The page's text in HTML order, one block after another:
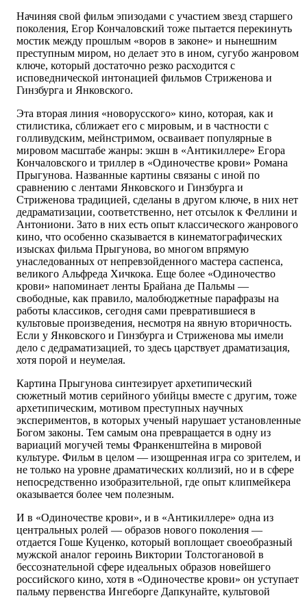
Начиняя свой фильм эпизодами с участием звезд старшего
поколения, Егор Кончаловский тоже пытается перекинуть
мостик между прошлым «воров в законе» и нынешним
преступным миром, но делает это в ином, сугубо жанровом
ключе, который достаточно резко расходится с
исповеднической интонацией фильмов Стриженова и
Гинзбурга и Янковского.
Эта вторая линия «новорусского» кино, которая, как и
стилистика, сближает его с мировым, и в частности с
голливудским, мейнстримом, осваивает популярные в
мировом масштабе жанры: экшн в «Антикиллере» Егора
Кончаловского и триллер в «Одиночестве крови» Романа
Прыгунова. Названные картины связаны с иной по
сравнению с лентами Янковского и Гинзбурга и
Стриженова традицией, сделаны в другом ключе, в них нет
дедраматизации, соответственно, нет отсылок к Феллини и
Антониони. Зато в них есть опыт классического жанрового
кино, что особенно сказывается в кинематографических
изысках фильма Прыгунова, во многом впрямую
унаследованных от непревзойденного мастера саспенса,
великого Альфреда Хичкока. Еще более «Одиночество
крови» напоминает ленты Брайана де Пальмы —
свободные, как правило, малобюджетные парафразы на
работы классиков, сегодня сами превратившиеся в
культовые произведения, несмотря на явную вторичность.
Если у Янковского и Гинзбурга и Стриженова мы имели
дело с дедраматизацией, то здесь царствует драматизация,
хотя порой и неумелая.
Картина Прыгунова синтезирует архетипический
сюжетный мотив серийного убийцы вместе с другим, тоже
архетипическим, мотивом преступных научных
экспериментов, в которых ученый нарушает установленные
Богом законы. Тем самым она превращается в одну из
вариаций могучей темы Франкенштейна в мировой
культуре. Фильм в целом — изощренная игра со зрителем, и
не только на уровне драматических коллизий, но и в сфере
непосредственно изобразительной, где опыт клипмейкера
оказывается более чем полезным.
И в «Одиночестве крови», и в «Антикиллере» одна из
центральных ролей — образов нового поколения —
отдается Гоше Куценко, который воплощает своеобразный
мужской аналог героинь Виктории Толстогановой в
бессознательной сфере идеальных образов новейшего
российского кино, хотя в «Одиночестве крови» он уступает
пальму первенства Ингеборге Дапкунайте, культовой